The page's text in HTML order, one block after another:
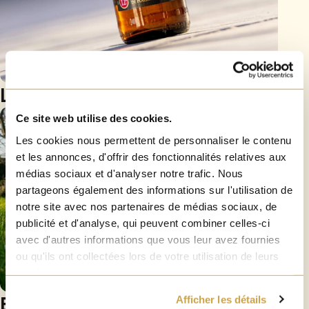
Ce site web utilise des cookies.
Les cookies nous permettent de personnaliser le contenu
et les annonces, d'offrir des fonctionnalités relatives aux
médias sociaux et d'analyser notre trafic. Nous
partageons également des informations sur l'utilisation de
notre site avec nos partenaires de médias sociaux, de
publicité et d'analyse, qui peuvent combiner celles-ci
avec d'autres informations que vous leur avez fournies
ou qu'ils ont collectées lors de votre utilisation de leurs
Afficher les détails
La Bière du Démon
Belzebuth